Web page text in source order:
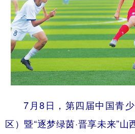
学术中国 乡村振兴
城市 旅游
彩票 娱乐
公益 一带一路
7月8日，第四届中国青
区）暨“逐梦绿茵·晋享未来”